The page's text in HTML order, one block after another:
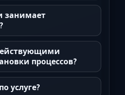
занимает
процессов?
услуге?